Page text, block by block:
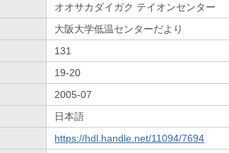
オオサカダイガク テイオンセンター
大阪大学低温センターだより
131
19-20
2005-07
日本語
https://hdl.handle.net/11094/7694